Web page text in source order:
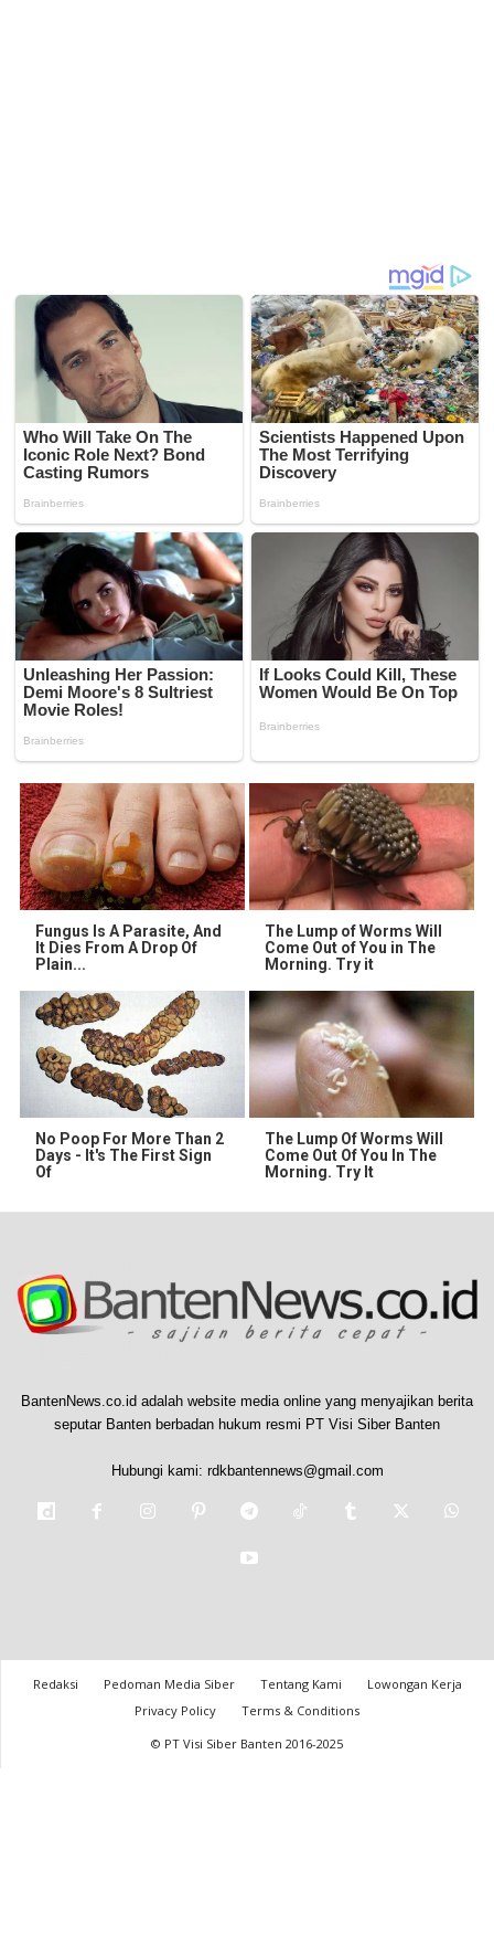
Fungus Is A Parasite, And
It Dies From A Drop Of
Plain...
The Lump of Worms Will
Come Out of You in The
Morning. Try it
No Poop For More Than 2
Days - It's The First Sign
Of
The Lump Of Worms Will
Come Out Of You In The
Morning. Try It
BantenNews.co.id adalah website media online yang menyajikan berita
seputar Banten berbadan hukum resmi PT Visi Siber Banten
Hubungi kami: rdkbantennews@gmail.com
Redaksi Pedoman Media Siber Tentang Kami
Lowongan Kerja
Privacy Policy
Terms & Conditions
© PT Visi Siber Banten 2016-2025